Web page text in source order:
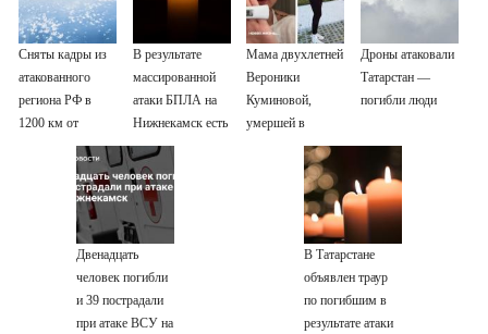
Сняты кадры из
атакованного
региона РФ в
1200 км от
В результате
массированной
атаки БПЛА на
Нижнекамск есть
погибшие
Мама двухлетней
Вероники
Куминовой,
умершей в
беременна: семья
ждет девочку
Дроны атаковали
Татарстан —
погибли люди
Двенадцать
человек погибли
и 39 пострадали
при атаке ВСУ на
В Татарстане
объявлен траур
по погибшим в
результате атаки